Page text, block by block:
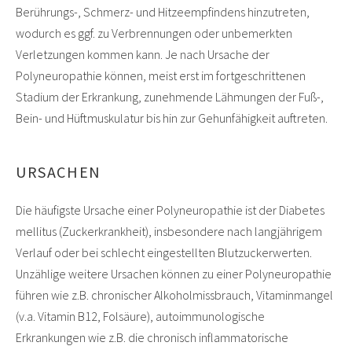
Berührungs-, Schmerz- und Hitzeempfindens hinzutreten,
wodurch es ggf. zu Verbrennungen oder unbemerkten
Verletzungen kommen kann. Je nach Ursache der
Polyneuropathie können, meist erst im fortgeschrittenen
Stadium der Erkrankung, zunehmende Lähmungen der Fuß-,
Bein- und Hüftmuskulatur bis hin zur Gehunfähigkeit auftreten.
URSACHEN
Die häufigste Ursache einer Polyneuropathie ist der Diabetes
mellitus (Zuckerkrankheit), insbesondere nach langjährigem
Verlauf oder bei schlecht eingestellten Blutzuckerwerten.
Unzählige weitere Ursachen können zu einer Polyneuropathie
führen wie z.B. chronischer Alkoholmissbrauch, Vitaminmangel
(v.a. Vitamin B12, Folsäure), autoimmunologische
Erkrankungen wie z.B. die chronisch inflammatorische